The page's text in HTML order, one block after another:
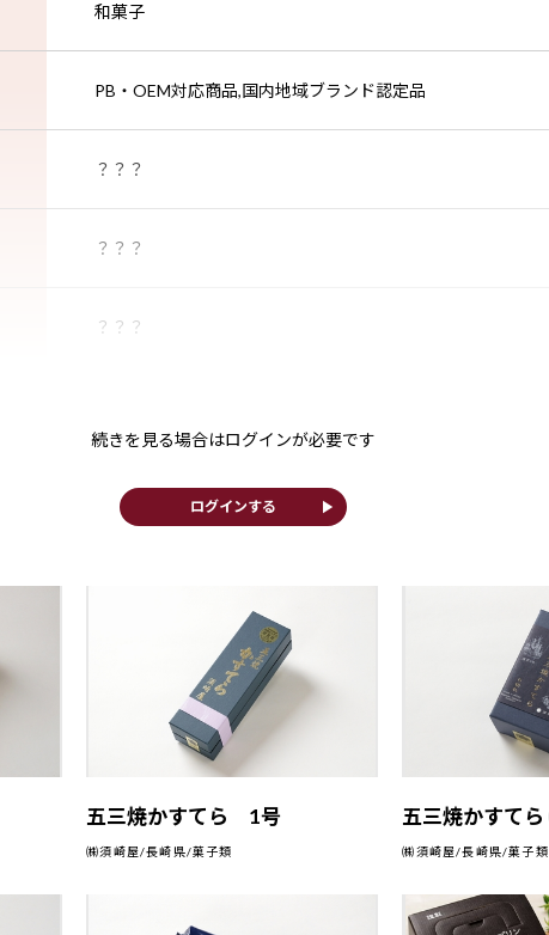
和菓子
PB・OEM対応商品,国内地域ブランド認定品
？？？
？？？
？？？
続きを見る場合はログインが必要です
ログインする play_arrow
五三焼かすてら 1号
㈱須崎屋/長崎県/菓子類
五三焼かすてら
㈱須崎屋/長崎県/菓子類